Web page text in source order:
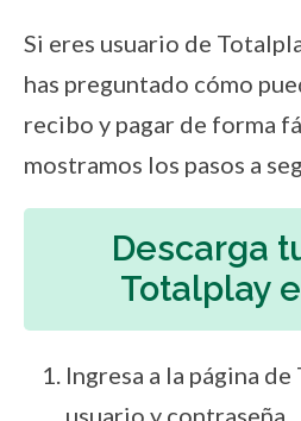
Si eres usuario de
has preguntado cómo
recibo y pagar de forma
mostramos los pasos a
Descarga
Totalplay
Ingresa a la página
usuario y contraseña.